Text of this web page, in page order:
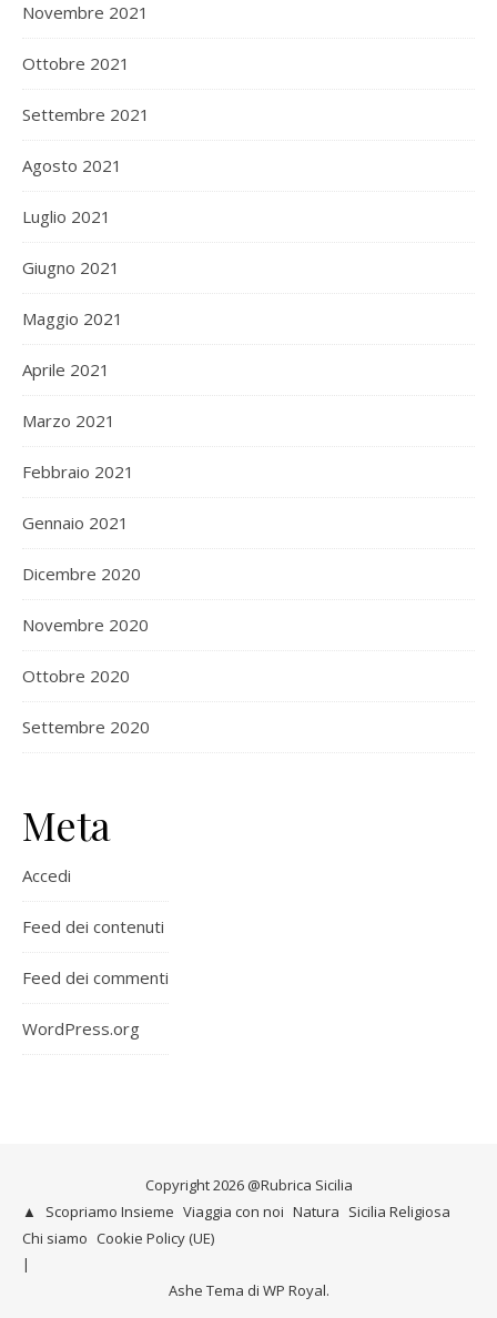
Novembre 2021
Ottobre 2021
Settembre 2021
Agosto 2021
Luglio 2021
Giugno 2021
Maggio 2021
Aprile 2021
Marzo 2021
Febbraio 2021
Gennaio 2021
Dicembre 2020
Novembre 2020
Ottobre 2020
Settembre 2020
Meta
Accedi
Feed dei contenuti
Feed dei commenti
WordPress.org
Copyright 2026 @Rubrica Sicilia
▲
Scopriamo Insieme Viaggia con noi Natura Sicilia Religiosa
Chi siamo Cookie Policy (UE)
Ashe Tema di WP Royal.